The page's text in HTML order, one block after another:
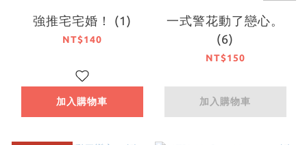
強推宅宅婚！ (1)
NT$140
加入購物車
一式警花動了戀心。
(6)
NT$150
加入購物車